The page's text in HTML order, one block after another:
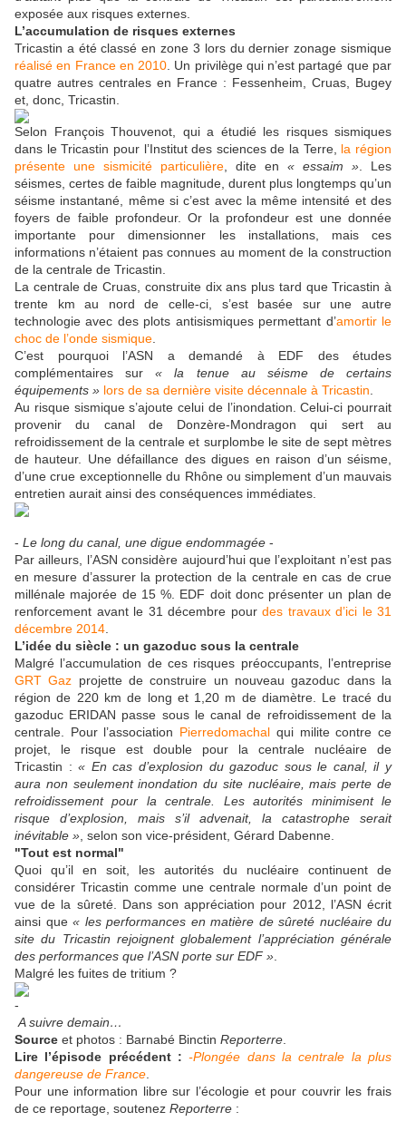
exposée aux risques externes.
L’accumulation de risques externes
Tricastin a été classé en zone 3 lors du dernier zonage sismique
réalisé en France en 2010 . Un privilège qui n’est partagé que par
quatre autres centrales en France : Fessenheim, Cruas, Bugey
et, donc, Tricastin.
Selon François Thouvenot, qui a étudié les risques sismiques
dans le Tricastin pour l’Institut des sciences de la Terre, la région
présente une sismicité particulière , dite en « essaim » . Les
séismes, certes de faible magnitude, durent plus longtemps qu’un
séisme instantané, même si c’est avec la même intensité et des
foyers de faible profondeur. Or la profondeur est une donnée
importante pour dimensionner les installations, mais ces
informations n’étaient pas connues au moment de la construction
de la centrale de Tricastin.
La centrale de Cruas, construite dix ans plus tard que Tricastin à
trente km au nord de celle-ci, s’est basée sur une autre
technologie avec des plots antisismiques permettant d’amortir le
choc de l’onde sismique
C’est pourquoi l’ASN a demandé à EDF des études
complémentaires sur« la tenue au séisme de certains
équipements » lors de sa dernière visite décennale à Tricastin
Au risque sismique s’ajoute celui de l’inondation. Celui-ci pourrait
provenir du canal de Donzère-Mondragon qui sert au
refroidissement de la centrale et surplombe le site de sept mètres
de hauteur. Une défaillance des digues en raison d’un séisme,
d’une crue exceptionnelle du Rhône ou simplement d’un mauvais
entretien aurait ainsi des conséquences immédiates.
- Le long du canal, une digue endommagée -
Par ailleurs, l’ASN considère aujourd’hui que l’exploitant n’est pas
en mesure d’assurer la protection de la centrale en cas de crue
millénale majorée de 15 %. EDF doit donc présenter un plan de
renforcement avant le 31 décembre pour des travaux d’ici le 31
décembre 2014
L’idée du siècle : un gazoduc sous la centrale
Malgré l’accumulation de ces risques préoccupants, l’entreprise
GRT Gaz projette de construire un nouveau gazoduc dans la
région de 220 km de long et 1,20 m de diamètre. Le tracé du
gazoduc ERIDAN passe sous le canal de refroidissement de la
centrale. Pour l’association Pierredomachal qui milite contre ce
projet, le risque est double pour la centrale nucléaire de
Tricastin :« En cas d’explosion du gazoduc sous le canal, il y
aura non seulement inondation du site nucléaire, mais perte de
refroidissement pour la centrale. Les autorités minimisent le
risque d’explosion, mais s’il advenait, la catastrophe serait
inévitable » , selon son vice-président, Gérard Dabenne.
"Tout est normal"
Quoi qu’il en soit, les autorités du nucléaire continuent de
considérer Tricastin comme une centrale normale d’un point de
vue de la sûreté. Dans son appréciation pour 2012, l’ASN écrit
ainsi que « les performances en matière de sûreté nucléaire du
site du Tricastin rejoignent globalement l’appréciation générale
des performances que l’ASN porte sur EDF »
Malgré les fuites de tritium ?
A suivre demain…
Source et photos : Barnabé Binctin Reporterre
Lire l’épisode précédent : -Plongée dans la centrale la plus
dangereuse de France
Pour une information libre sur l’écologie et pour couvrir les frais
de ce reportage, soutenez Reporterre :